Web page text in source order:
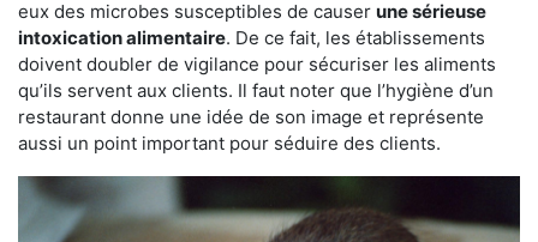
eux des microbes susceptibles de causer une sérieuse
intoxication alimentaire. De ce fait, les établissements
doivent doubler de vigilance pour sécuriser les aliments
qu’ils servent aux clients. Il faut noter que l’hygiène d’un
restaurant donne une idée de son image et représente
aussi un point important pour séduire des clients.